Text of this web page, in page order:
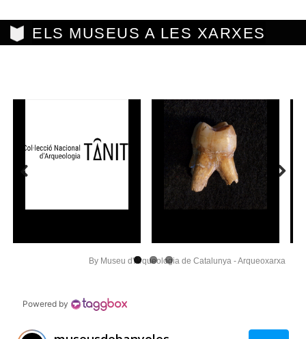
ELS MUSEUS A LES XARXES
By Museu d'Arqueologia de Catalunya - Arqueoxarxa